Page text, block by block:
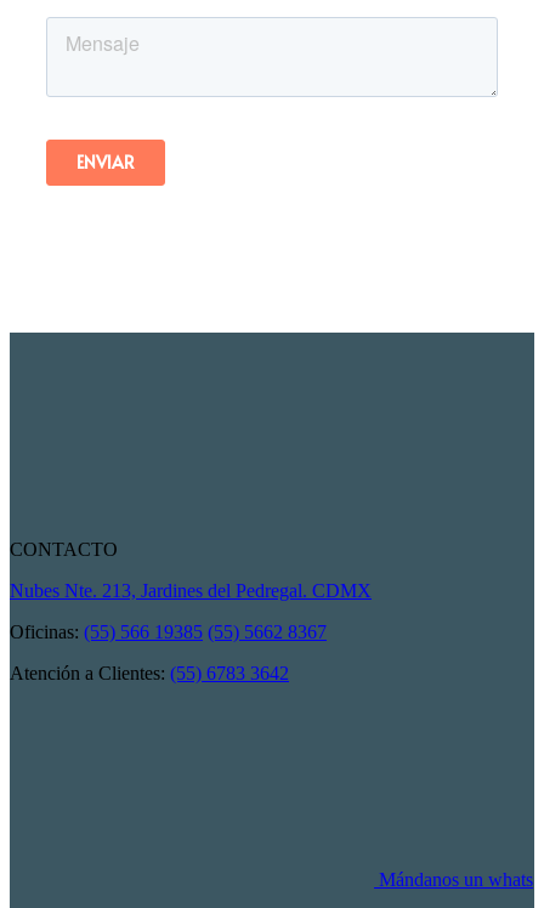
CONTACTO
Nubes Nte. 213, Jardines del Pedregal. CDMX
Oficinas: (55) 566 19385 (55) 5662 8367
Atención a Clientes: (55) 6783 3642
Mándanos un whats